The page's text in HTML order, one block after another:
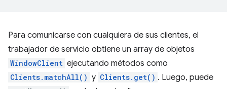
Para comunicarse con cualquiera de sus clientes, el
trabajador de servicio obtiene un array de objetos
WindowClient ejecutando métodos como
Clients.matchAll() y Clients.get() . Luego, puede